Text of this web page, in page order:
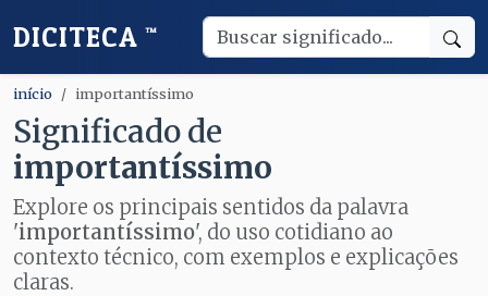
DICITECA ™
início importantíssimo
Significado de
importantíssimo
Explore os principais sentidos da palavra
'importantíssimo', do uso cotidiano ao
contexto técnico, com exemplos e explicações
claras.